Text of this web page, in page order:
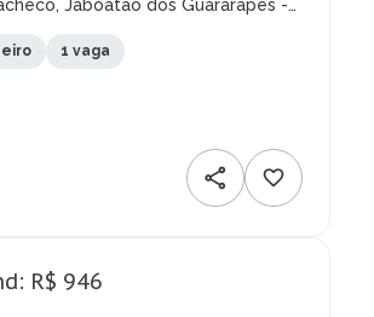
Jaboatão dos Guararapes -
1 vaga
R$ 946